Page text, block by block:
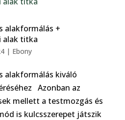
alakformálás +
alak titka
| Ebony
alakformálás kiváló
Azonban az
mellett a testmozgás és
is kulcsszerepet játszik